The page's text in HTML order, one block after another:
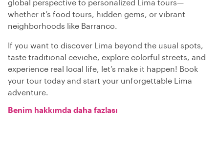
global perspective to personalized Lima tours—
whether it’s food tours, hidden gems, or vibrant
neighborhoods like Barranco.
If you want to discover Lima beyond the usual spots,
taste traditional ceviche, explore colorful streets, and
experience real local life, let’s make it happen! Book
your tour today and start your unforgettable Lima
adventure.
Benim hakkımda daha fazlası